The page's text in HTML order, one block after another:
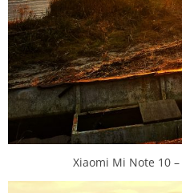
Xiaomi Mi Note 10 –